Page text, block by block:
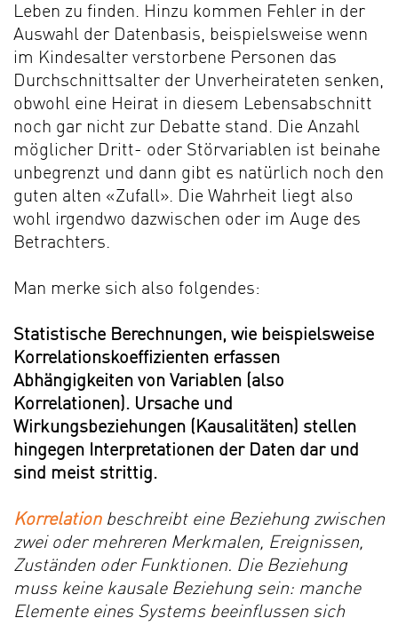
Leben zu finden. Hinzu kommen Fehler in der
Auswahl der Datenbasis, beispielsweise wenn
im Kindesalter verstorbene Personen das
Durchschnittsalter der Unverheirateten senken,
obwohl eine Heirat in diesem Lebensabschnitt
noch gar nicht zur Debatte stand. Die Anzahl
möglicher Dritt- oder Störvariablen ist beinahe
unbegrenzt und dann gibt es natürlich noch den
guten alten «Zufall». Die Wahrheit liegt also
wohl irgendwo dazwischen oder im Auge des
Betrachters.
Man merke sich also folgendes:
Statistische Berechnungen, wie beispielsweise
Korrelationskoeffizienten erfassen
Abhängigkeiten von Variablen (also
Korrelationen). Ursache und
Wirkungsbeziehungen (Kausalitäten) stellen
hingegen Interpretationen der Daten dar und
sind meist strittig.
Korrelationbeschreibt eine Beziehung zwischen
zwei oder mehreren Merkmalen, Ereignissen,
Zuständen oder Funktionen. Die Beziehung
muss keine kausale Beziehung sein: manche
Elemente eines Systems beeinflussen sich